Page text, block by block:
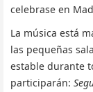
celebrase en
La música está
las pequeñas
estable durante
participarán: